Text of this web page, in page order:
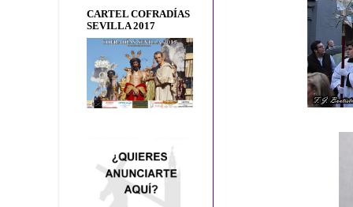
CARTEL COFRADÍAS
SEVILLA 2017